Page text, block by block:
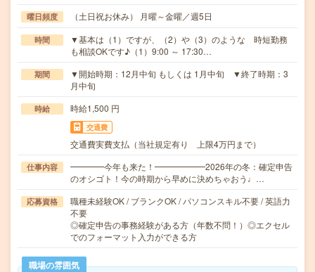
曜日頻度 （土日祝お休み） 月曜～金曜／週5日
時間
▼基本は（1）ですが、（2）や（3）のような 時短勤務
も相談OKです♪（1）9:00 ～ 17:30…
期間
▼開始時期：12月中旬 もしくは 1月中旬 ▼終了時期：3
月中旬
時給 時給1,500 円
交通費
交通費実費支払（当社規定有り 上限4万円まで）
仕事内容
━━━━今年も来た！━━━━━━2026年の冬：確定申告
のオシゴト！今の時期から早めに決めちゃおう♩…
応募資格
職種未経験OK / ブランクOK / パソコンスキル不要 / 英語力
不要
◎確定申告の事務経験がある方（年数不問！）◎エクセル
でのフォーマット入力ができる方
職場の雰囲気